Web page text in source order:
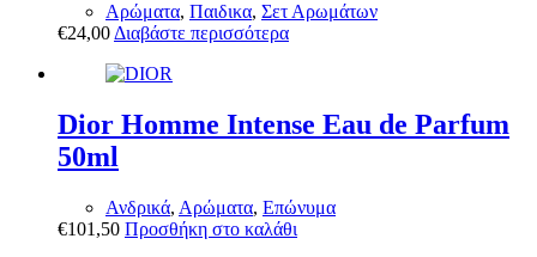
Αρώματα, Παιδικα, Σετ Αρωμάτων
€24,00 Διαβάστε περισσότερα
Dior Homme Intense Eau de Parfum
50ml
Ανδρικά, Αρώματα, Επώνυμα
€101,50 Προσθήκη στο καλάθι